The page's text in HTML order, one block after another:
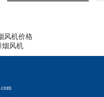
风机价格
烟风机